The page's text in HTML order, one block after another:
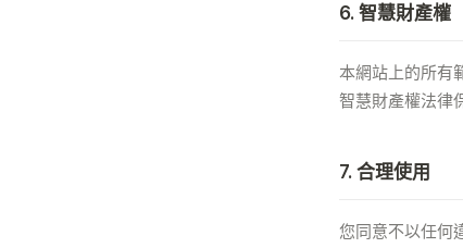
6. 智慧財產權
本網站上的所有
智慧財產權法律
7. 合理使用
您同意不以任何